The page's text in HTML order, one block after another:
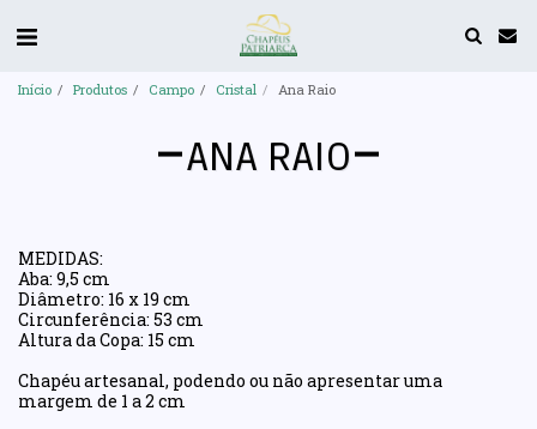
Início Produtos Campo Cristal Ana Raio
ANA RAIO
MEDIDAS:
Aba: 9,5 cm
Diâmetro: 16 x 19 cm
Circunferência: 53 cm
Altura da Copa: 15 cm
Chapéu artesanal, podendo ou não apresentar uma
margem de 1 a 2 cm